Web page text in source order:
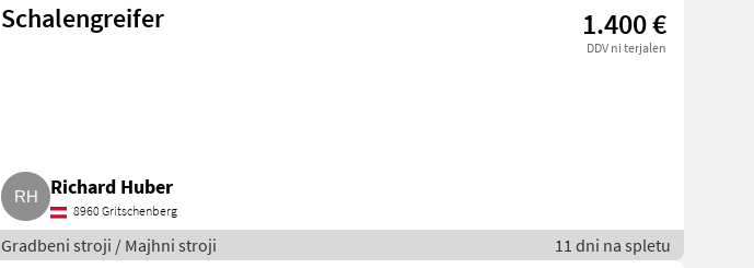
Schalengreifer 1.400 €
DDV ni terjalen
Richard Huber
8960 Gritschenberg
Gradbeni stroji / Majhni stroji 11 dni na spletu